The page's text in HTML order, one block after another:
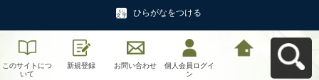
ひらがなをつける
このサイトにつ
いて
新規登録 お問い合わせ
個人会員ログイ
ン